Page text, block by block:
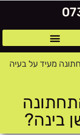
מעיד על בעיה
בינה?